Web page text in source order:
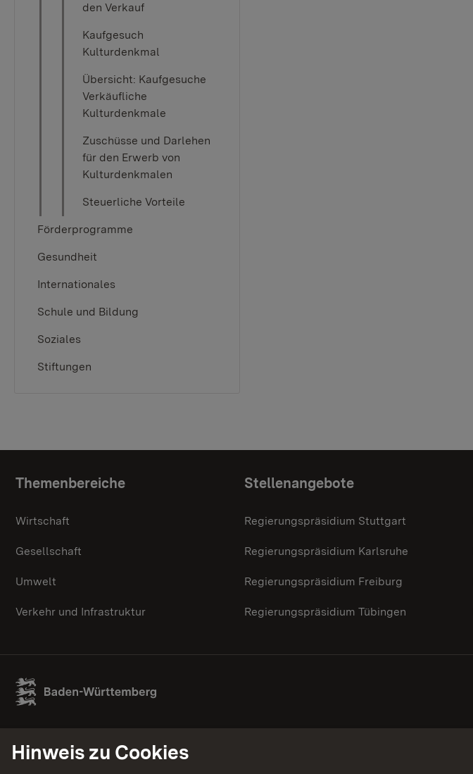
den Verkauf
Kaufgesuch
Kulturdenkmal
Übersicht: Kaufgesuche
Verkäufliche
Kulturdenkmale
Zuschüsse und Darlehen
für den Erwerb von
Kulturdenkmalen
Steuerliche Vorteile
Förderprogramme
Gesundheit
Internationales
Schule und Bildung
Soziales
Stiftungen
Themenübersicht
Themenbereiche
Wirtschaft
Gesellschaft
Umwelt
Verkehr und Infrastruktur
Stellenangebote
Regierungspräsidium Stuttgart
Regierungspräsidium Karlsruhe
Regierungspräsidium Freiburg
Regierungspräsidium Tübingen
Hinweis zu Cookies